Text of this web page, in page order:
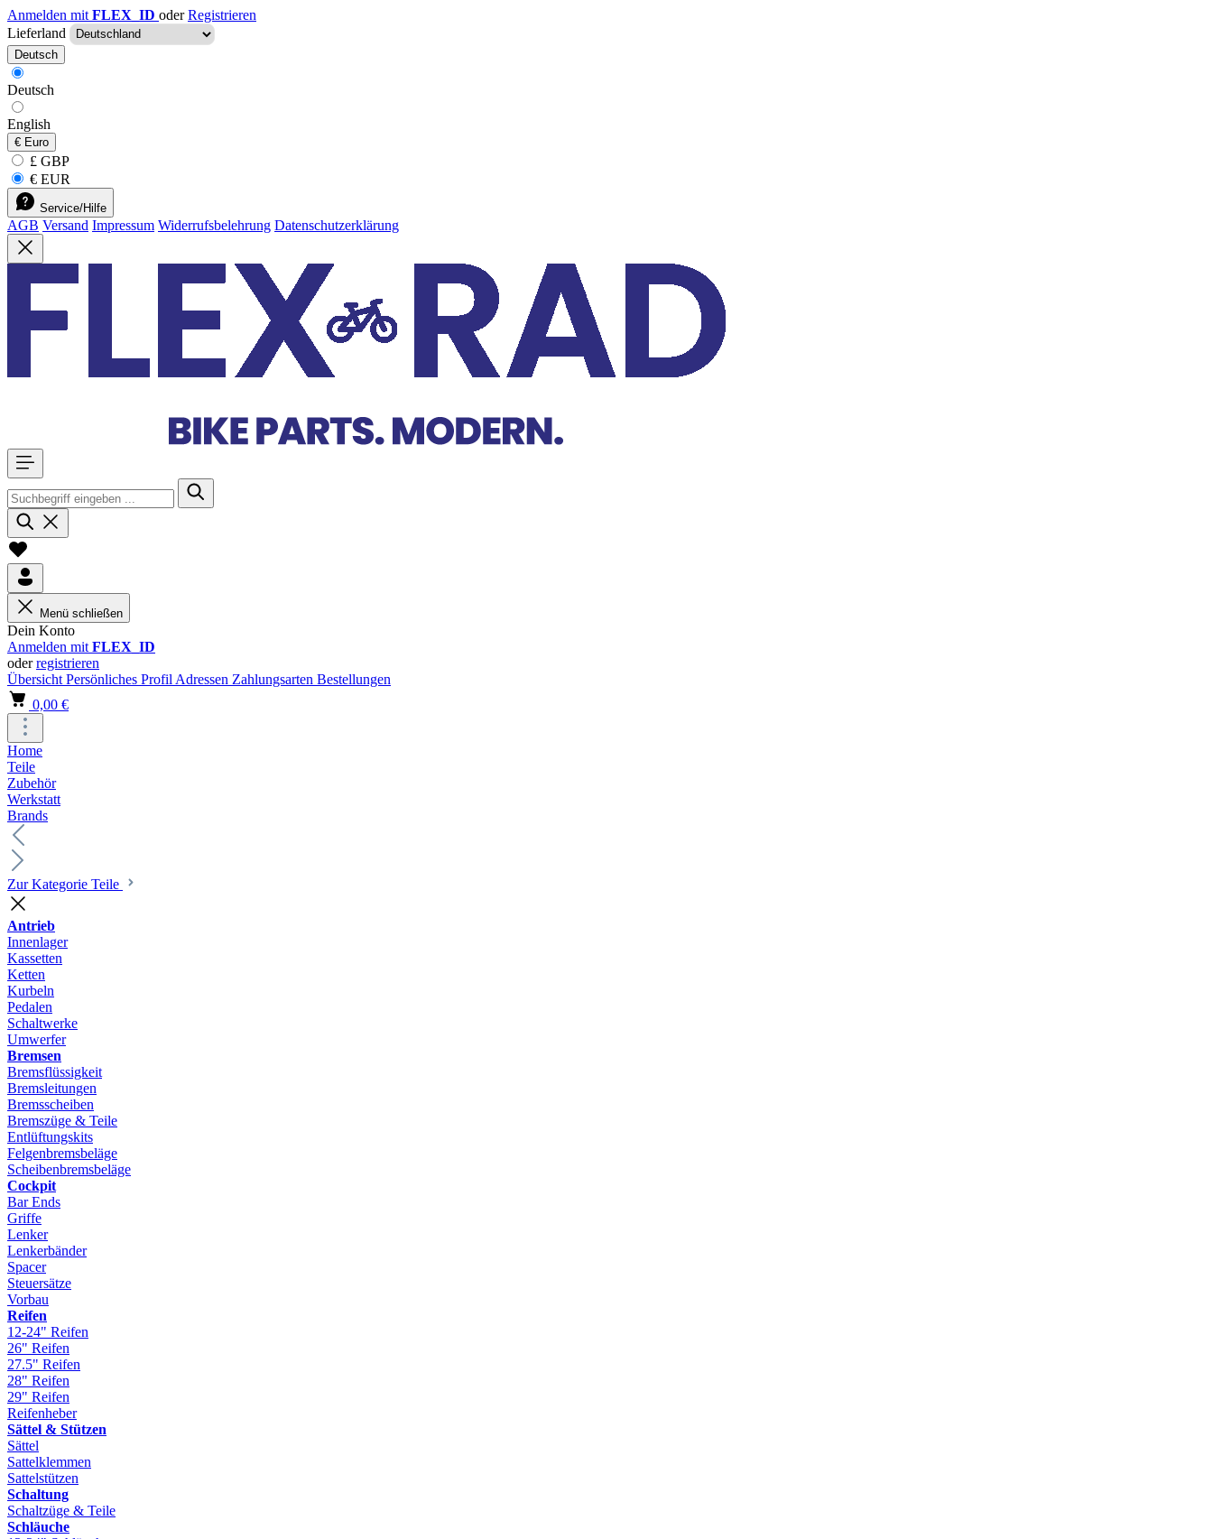
Anmelden mit FLEX_ID oder Registrieren
Lieferland
Deutsch
Deutsch
English
€ Euro
£ GBP
€ EUR
Service/Hilfe
AGB Versand Impressum Widerrufsbelehrung Datenschutzerklärung
Menü schließen
Dein Konto
Anmelden mit FLEX_ID
oderregistrieren
Übersicht Persönliches Profil Adressen Zahlungsarten Bestellungen
0,00 €
Home
Teile
Zubehör
Werkstatt
Brands
Zur Kategorie Teile
Antrieb
Innenlager
Kassetten
Ketten
Kurbeln
Pedalen
Schaltwerke
Umwerfer
Bremsen
Bremsflüssigkeit
Bremsleitungen
Bremsscheiben
Bremszüge & Teile
Entlüftungskits
Felgenbremsbeläge
Scheibenbremsbeläge
Cockpit
Bar Ends
Griffe
Lenker
Lenkerbänder
Spacer
Steuersätze
Vorbau
Reifen
12-24" Reifen
26" Reifen
27.5" Reifen
28" Reifen
29" Reifen
Reifenheber
Sättel & Stützen
Sättel
Sattelklemmen
Sattelstützen
Schaltung
Schaltzüge & Teile
Schläuche